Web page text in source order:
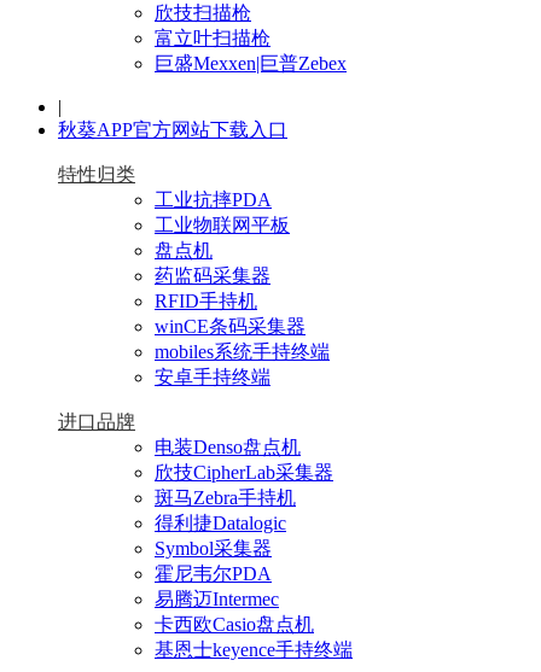
欣技扫描枪
富立叶扫描枪
巨盛Mexxen|巨普Zebex
|
秋葵APP官方网站下载入口
特性归类
工业抗摔PDA
工业物联网平板
盘点机
药监码采集器
RFID手持机
winCE条码采集器
mobiles系统手持终端
安卓手持终端
进口品牌
电装Denso盘点机
欣技CipherLab采集器
斑马Zebra手持机
得利捷Datalogic
Symbol采集器
霍尼韦尔PDA
易腾迈Intermec
卡西欧Casio盘点机
基恩士keyence手持终端